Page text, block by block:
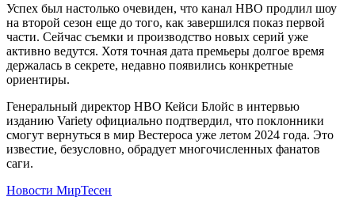
Успех был настолько очевиден, что канал HBO продлил шоу
на второй сезон еще до того, как завершился показ первой
части. Сейчас съемки и производство новых серий уже
активно ведутся. Хотя точная дата премьеры долгое время
держалась в секрете, недавно появились конкретные
ориентиры.
Генеральный директор HBO Кейси Блойс в интервью
изданию Variety официально подтвердил, что поклонники
смогут вернуться в мир Вестероса уже летом 2024 года. Это
известие, безусловно, обрадует многочисленных фанатов
саги.
Новости МирТесен